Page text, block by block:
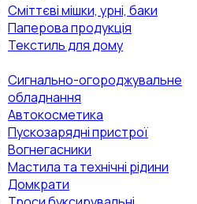
Сміттєві мішки, урні, баки
Паперова продукція
Текстиль для дому
Сигнально-огороджувальне
обладнання
Автокосметика
Пускозарядні пристрої
Вогнегасники
Мастила та технічні рідини
Домкрати